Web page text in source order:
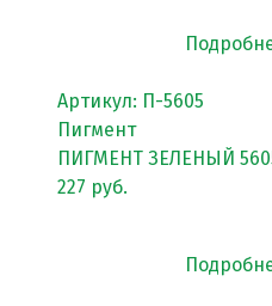
Клиенты и отзывы
Артикул: П-5605
Пигмент
ПИГМЕНТ ЗЕЛЕНЫЙ
227 руб.